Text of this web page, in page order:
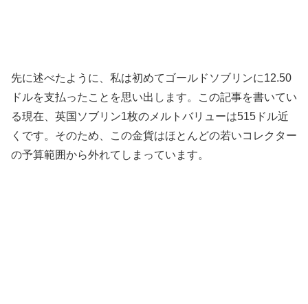
先に述べたように、私は初めてゴールドソブリンに12.50
ドルを支払ったことを思い出します。この記事を書いてい
る現在、英国ソブリン1枚のメルトバリューは515ドル近
くです。そのため、この金貨はほとんどの若いコレクター
の予算範囲から外れてしまっています。